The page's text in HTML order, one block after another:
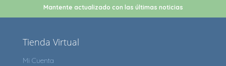
Mantente actualizado con las últimas noticias
Tienda Virtual
Mi Cuenta